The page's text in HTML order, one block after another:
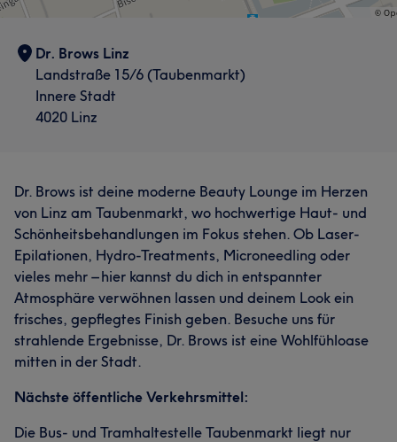
Dr. Brows Linz
Landstraße 15/6 (Taubenmarkt)
Innere Stadt
4020 Linz
Dr. Brows ist deine moderne Beauty Lounge im Herzen
von Linz am Taubenmarkt, wo hochwertige Haut- und
Schönheitsbehandlungen im Fokus stehen. Ob Laser-
Epilationen, Hydro-Treatments, Microneedling oder
vieles mehr – hier kannst du dich in entspannter
Atmosphäre verwöhnen lassen und deinem Look ein
frisches, gepflegtes Finish geben. Besuche uns für
strahlende Ergebnisse, Dr. Brows ist eine Wohlfühloase
mitten in der Stadt.
Nächste öffentliche Verkehrsmittel:
Die Bus- und Tramhaltestelle Taubenmarkt liegt nur